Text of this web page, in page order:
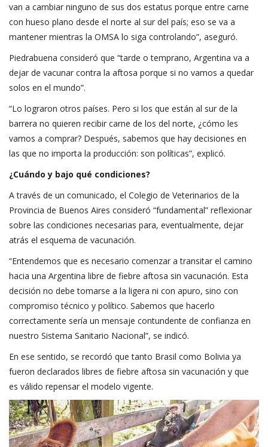
van a cambiar ninguno de sus dos estatus porque entre carne
con hueso plano desde el norte al sur del país; eso se va a
mantener mientras la OMSA lo siga controlando”, aseguró.
Piedrabuena consideró que “tarde o temprano, Argentina va a
dejar de vacunar contra la aftosa porque si no vamos a quedar
solos en el mundo”.
“Lo lograron otros países. Pero si los que están al sur de la
barrera no quieren recibir carne de los del norte, ¿cómo les
vamos a comprar? Después, sabemos que hay decisiones en
las que no importa la producción: son políticas”, explicó.
¿Cuándo y bajo qué condiciones?
A través de un comunicado, el Colegio de Veterinarios de la
Provincia de Buenos Aires consideró “fundamental” reflexionar
sobre las condiciones necesarias para, eventualmente, dejar
atrás el esquema de vacunación.
“Entendemos que es necesario comenzar a transitar el camino
hacia una Argentina libre de fiebre aftosa sin vacunación. Esta
decisión no debe tomarse a la ligera ni con apuro, sino con
compromiso técnico y político. Sabemos que hacerlo
correctamente sería un mensaje contundente de confianza en
nuestro Sistema Sanitario Nacional”, se indicó.
En ese sentido, se recordó que tanto Brasil como Bolivia ya
fueron declarados libres de fiebre aftosa sin vacunación y que
es válido repensar el modelo vigente.